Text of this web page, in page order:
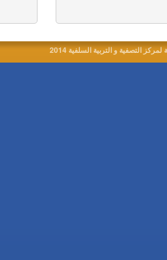
التصفية و التربية السلفية 2014